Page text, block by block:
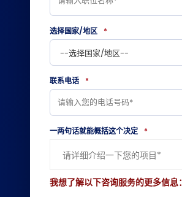
选择国家/地区 *
联系电话 *
一两句话就能概括这个决定 *
我想了解以下咨询服务的更多信息：